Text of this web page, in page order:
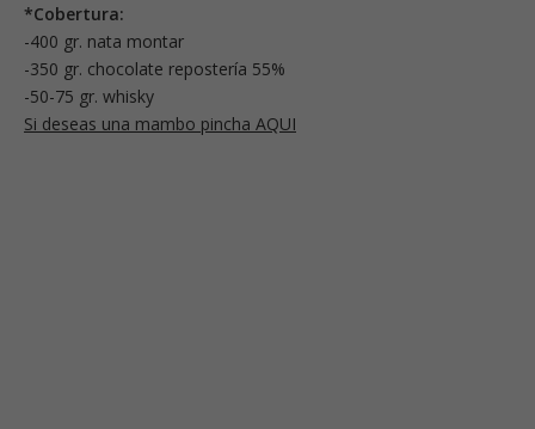
*Cobertura:
-400 gr. nata montar
-350 gr. chocolate repostería 55%
-50-75 gr. whisky
Si deseas una mambo pincha AQUI